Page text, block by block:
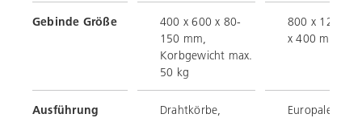
Gebinde Größe
400 x 600 x 80-
150 mm,
Korbgewicht max.
50 kg
800 x 1200
x 400 mm
Ausführung
Drahtkörbe,
Europalette